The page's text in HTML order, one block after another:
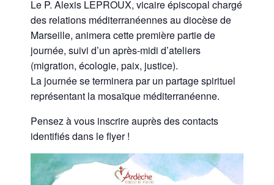
Le P. Alexis LEPROUX, vicaire épiscopal chargé
des relations méditerranéennes au diocèse de
Marseille, animera cette première partie de
journée, suivi d’un après-midi d’ateliers
(migration, écologie, paix, justice).
La journée se terminera par un partage spirituel
représentant la mosaïque méditerranéenne.
Pensez à vous inscrire auprès des contacts
identifiés dans le flyer !